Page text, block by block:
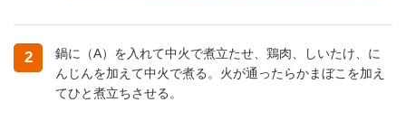
2
鍋に（A）を入れて中火で煮立たせ、鶏肉、しいたけ、に
んじんを加えて中火で煮る。火が通ったらかまぼこを加え
てひと煮立ちさせる。